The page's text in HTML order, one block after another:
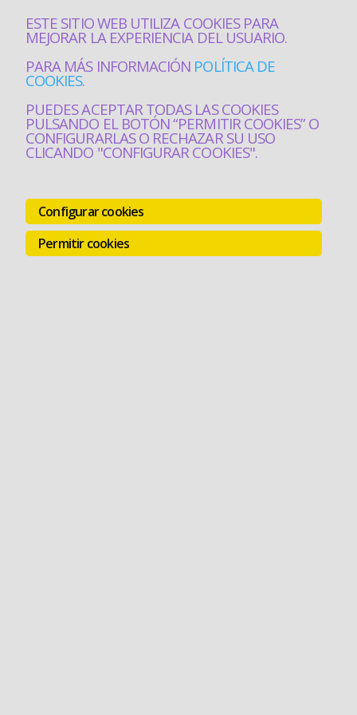
ESTE SITIO WEB UTILIZA COOKIES PARA
MEJORAR LA EXPERIENCIA DEL USUARIO.
PARA MÁS INFORMACIÓN POLÍTICA DE
COOKIES.
PUEDES ACEPTAR TODAS LAS COOKIES
PULSANDO EL BOTÓN “PERMITIR COOKIES” O
CONFIGURARLAS O RECHAZAR SU USO
CLICANDO "CONFIGURAR COOKIES".
Configurar cookies
Permitir cookies